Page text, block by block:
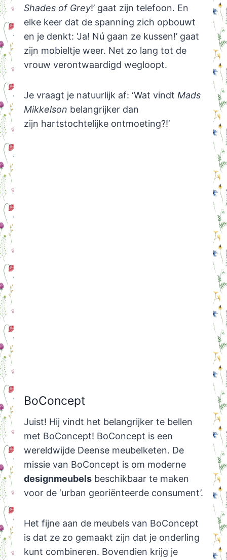
Shades of Grey!’ gaat zijn telefoon. En
elke keer dat de spanning zich opbouwt
en je denkt: ‘Ja! Nú gaan ze kussen!’ gaat
zijn mobieltje weer. Net zo lang tot de
vrouw verontwaardigd wegloopt.
Je vraagt je natuurlijk af: ‘Wat vindt Mads
Mikkelson belangrijker dan
zijn hartstochtelijke ontmoeting?!’
BoConcept
Juist! Hij vindt het belangrijker te bellen
met BoConcept! BoConcept is een
wereldwijde Deense meubelketen. De
missie van BoConcept is om moderne
designmeubelsbeschikbaar te maken
voor de ‘urban georiënteerde consument’.
Het fijne aan de meubels van BoConcept
is dat ze zo gemaakt zijn dat je onderling
kunt combineren. Bovendien krijg je